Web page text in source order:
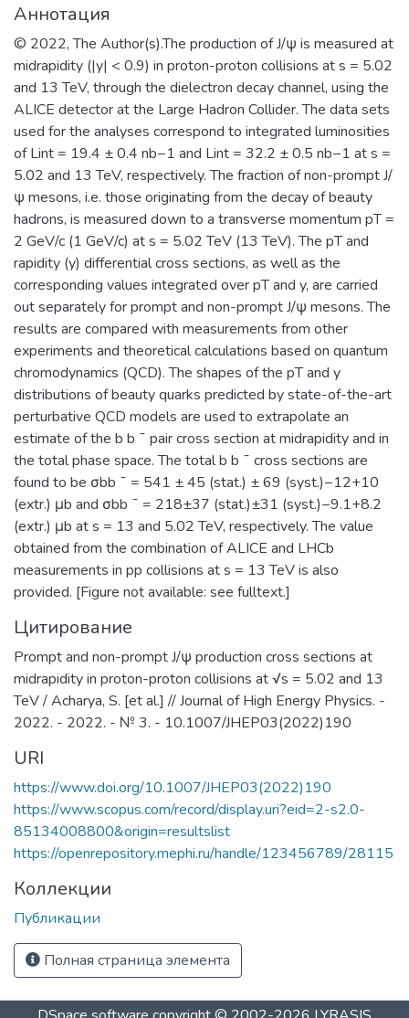
(фундаментальной) базовой
подготовки студентов бакалавриата и
специалитета; поддержка и развитие у
студентов стремления к осознанному
продолжению обучения в институтах
(САЕ и др.) и на факультетах
Университета; обеспечение
преемственности образовательных
программ общего среднего и высшего
образования; обеспечение высокого
качества довузовской подготовки
учащихся Предуниверситария и школ-
партнеров НИЯУ МИФИ за счет
интеграции основного и
дополнительного образования;
учебно-методическое руководство
общеобразовательными кафедрами
Института, осуществляющими
подготовку бакалавров и специалистов
по социо-гуманитарным,
общепрофессиональным и
естественнонаучным дисциплинам,
обеспечение единства требований к
базовой подготовке студентов в рамках
крупных научно-образовательных
направлений (областей знаний).
базы электроники гражданского и
специального назначения, а также
построения современных приборов на
её основе.
​Наша основная цель – это создание и
развитие научно-образовательного
центра мирового уровня в области
наноструктурных материалов и
устройств электроники, спинтроники,
фотоники, а также создание
эффективной инновационной среды в
области СВЧ-электронной и
радиационно-стойкой компонентной
базы, источников ТГц излучения,
ионно-кластерных технологий
материалов.​
Аннотация
© 2022, The Author(s).The production of J/ψ is measured at
midrapidity (|y| < 0.9) in proton-proton collisions at s = 5.02
and 13 TeV, through the dielectron decay channel, using the
ALICE detector at the Large Hadron Collider. The data sets
used for the analyses correspond to integrated luminosities
of Lint = 19.4 ± 0.4 nb−1 and Lint = 32.2 ± 0.5 nb−1 at s =
5.02 and 13 TeV, respectively. The fraction of non-prompt J/
ψ mesons, i.e. those originating from the decay of beauty
hadrons, is measured down to a transverse momentum pT =
2 GeV/c (1 GeV/c) at s = 5.02 TeV (13 TeV). The pT and
rapidity (y) differential cross sections, as well as the
corresponding values integrated over pT and y, are carried
out separately for prompt and non-prompt J/ψ mesons. The
results are compared with measurements from other
experiments and theoretical calculations based on quantum
chromodynamics (QCD). The shapes of the pT and y
distributions of beauty quarks predicted by state-of-the-art
perturbative QCD models are used to extrapolate an
estimate of the b b ¯ pair cross section at midrapidity and in
the total phase space. The total b b ¯ cross sections are
found to be σbb ¯ = 541 ± 45 (stat.) ± 69 (syst.)−12+10
(extr.) μb and σbb ¯ = 218±37 (stat.)±31 (syst.)−9.1+8.2
(extr.) μb at s = 13 and 5.02 TeV, respectively. The value
obtained from the combination of ALICE and LHCb
measurements in pp collisions at s = 13 TeV is also
provided. [Figure not available: see fulltext.]
Цитирование
Prompt and non-prompt J/ψ production cross sections at
midrapidity in proton-proton collisions at √s = 5.02 and 13
TeV / Acharya, S. [et al.] // Journal of High Energy Physics. -
2022. - 2022. - № 3. - 10.1007/JHEP03(2022)190
URI
https://www.doi.org/10.1007/JHEP03(2022)190
https://www.scopus.com/record/display.uri?eid=2-s2.0-
85134008800&origin=resultslist
https://openrepository.mephi.ru/handle/123456789/28115
Коллекции
Публикации
Полная страница элемента